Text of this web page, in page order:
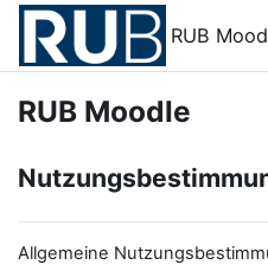
Zum Hauptinhalt
RUB
RUB Moodle
Allgemeine